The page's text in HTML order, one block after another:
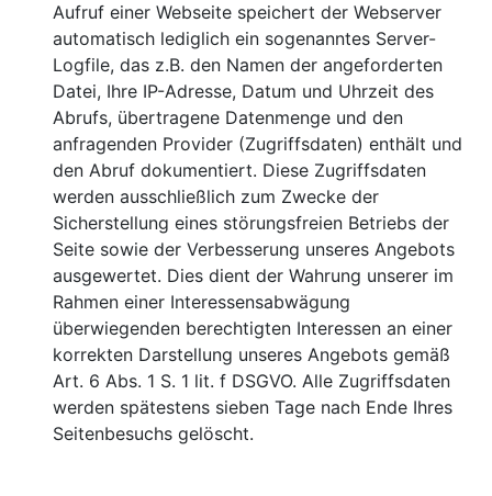
Aufruf einer Webseite speichert der Webserver
automatisch lediglich ein sogenanntes Server-
Logfile, das z.B. den Namen der angeforderten
Datei, Ihre IP-Adresse, Datum und Uhrzeit des
Abrufs, übertragene Datenmenge und den
anfragenden Provider (Zugriffsdaten) enthält und
den Abruf dokumentiert. Diese Zugriffsdaten
werden ausschließlich zum Zwecke der
Sicherstellung eines störungsfreien Betriebs der
Seite sowie der Verbesserung unseres Angebots
ausgewertet. Dies dient der Wahrung unserer im
Rahmen einer Interessensabwägung
überwiegenden berechtigten Interessen an einer
korrekten Darstellung unseres Angebots gemäß
Art. 6 Abs. 1 S. 1 lit. f DSGVO. Alle Zugriffsdaten
werden spätestens sieben Tage nach Ende Ihres
Seitenbesuchs gelöscht.